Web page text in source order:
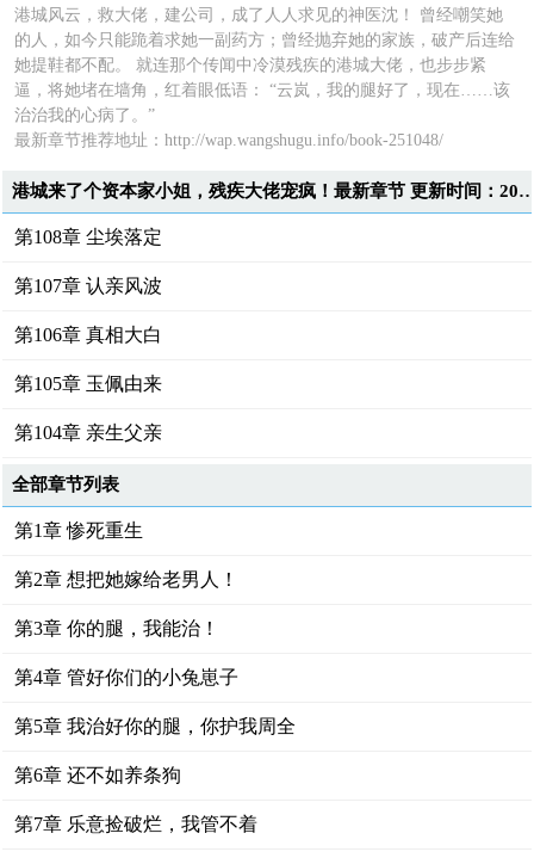
港城风云，救大佬，建公司，成了人人求见的神医沈！ 曾经嘲笑她
的人，如今只能跪着求她一副药方；曾经抛弃她的家族，破产后连给
她提鞋都不配。 就连那个传闻中冷漠残疾的港城大佬，也步步紧
逼，将她堵在墙角，红着眼低语： “云岚，我的腿好了，现在……该
治治我的心病了。”
最新章节推荐地址：http://wap.wangshugu.info/book-251048/
港城来了个资本家小姐，残疾大佬宠疯！最新章节 更新
第108章 尘埃落定
第107章 认亲风波
第106章 真相大白
第105章 玉佩由来
第104章 亲生父亲
全部章节列表
第1章 惨死重生
第2章 想把她嫁给老男人！
第3章 你的腿，我能治！
第4章 管好你们的小兔崽子
第5章 我治好你的腿，你护我周全
第6章 还不如养条狗
第7章 乐意捡破烂，我管不着